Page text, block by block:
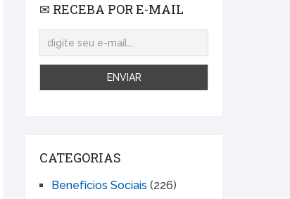
✉ RECEBA POR E-MAIL
CATEGORIAS
Benefícios Sociais (226)